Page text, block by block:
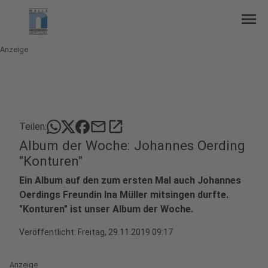
menu
Anzeige
Teilen: mailopen_in_new
Album der Woche: Johannes Oerding
"Konturen"
Ein Album auf den zum ersten Mal auch Johannes
Oerdings Freundin Ina Müller mitsingen durfte.
"Konturen" ist unser Album der Woche.
Veröffentlicht: Freitag, 29.11.2019 09:17
Anzeige